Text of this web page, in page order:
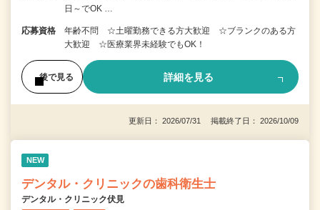
日～でOK …
応募資格
年齢不問 ☆土曜勤務できる方大歓迎 ☆ブランクのある方
大歓迎 ☆医療業界未経験でもOK！
後で見る 詳細を見る
更新日： 2026/07/31 掲載終了日： 2026/10/09
NEW
デンタル・クリニックの歯科衛生士
デンタル・クリニック伏見